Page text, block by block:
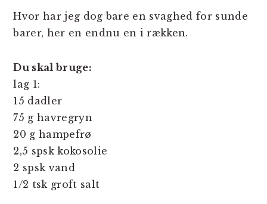
Hvor har jeg dog bare en svaghed for sunde
barer, her en endnu en i rækken.
Du skal bruge:
lag 1:
15 dadler
75 g havregryn
20 g hampefrø
2,5 spsk kokosolie
2 spsk vand
1/2 tsk groft salt